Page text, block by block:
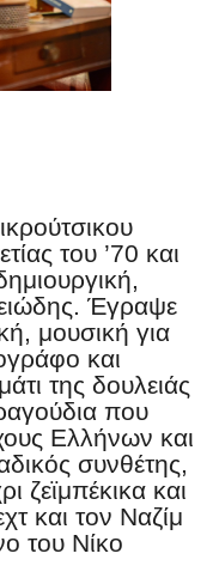
του ’70 και
Έγραψε
μουσική για
και
της δουλειάς
που
Ελλήνων και
συνθέτης,
ζεϊμπέκικα και
και τον Ναζίμ
του Νίκο